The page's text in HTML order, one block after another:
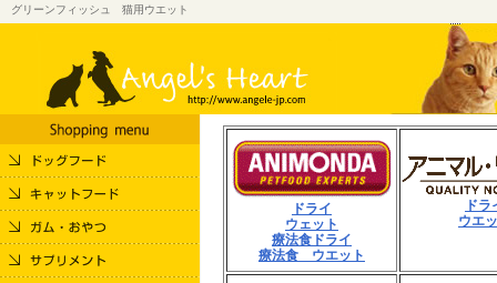
グリーンフィッシュ 猫用ウエット
ドライ
ウェット
療法食ドライ
療法食 ウエット
ドラ
ウエ